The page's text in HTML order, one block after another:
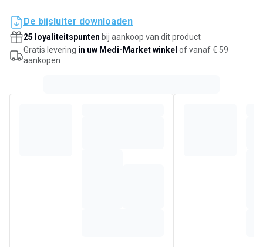
uit China. Voor volwassenen. Af te raden voor zwangere
vrouwen of vrouwen die borstvoeding geven.
De bijsluiter downloaden
25 loyaliteitspunten bij aankoop van dit product
Gratis levering in uw Medi-Market winkel of vanaf € 59
aankopen